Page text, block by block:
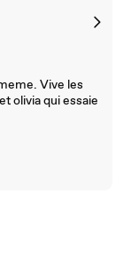
Vive les
olivia qui essaie